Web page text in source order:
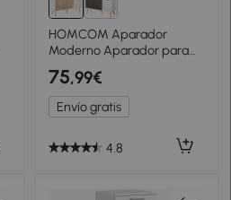
HOMCOM Aparador
Moderno Aparador para
Salón con 3 Puertas y Cajón
Mueble Auxiliar para Salón
Cocina Dormitorio
90x30x72 cm Blanco y
75,99€
Envío gratis
4.8